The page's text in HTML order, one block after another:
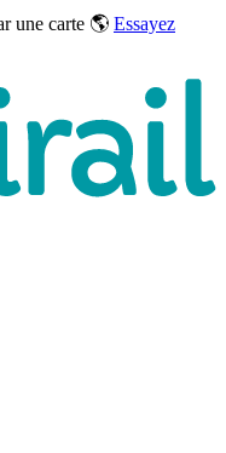
une carte 🌎 Essayez